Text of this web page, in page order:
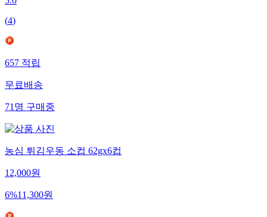
5.0
(4)
657적립
무료배송
71명구매중
농심 튀김우동 소컵 62gx6컵
12,000원
6%11,300원